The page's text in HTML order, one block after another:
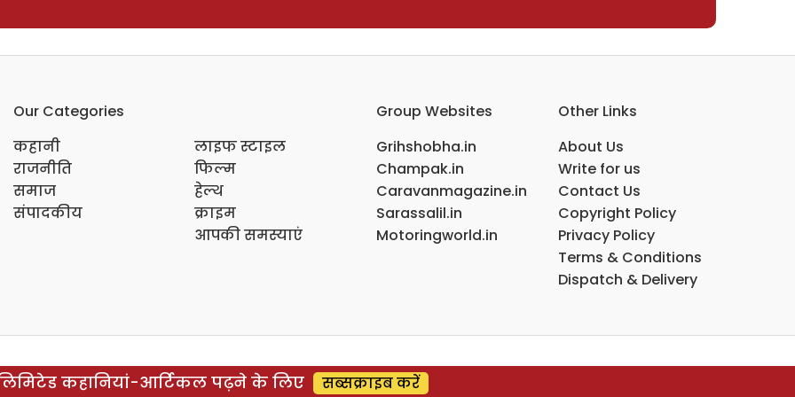
Our Categories
कहानी
राजनीति
समाज
संपादकीय
लाइफ स्टाइल
फिल्म
हेल्थ
क्राइम
आपकी समस्याएं
Group Websites
Grihshobha.in
Champak.in
Caravanmagazine.in
Sarassalil.in
Motoringworld.in
Other Links
About Us
Write for us
Contact Us
Copyright Policy
Privacy Policy
Terms & Conditions
Dispatch & Delivery
कहानियां-आर्टिकल पढ़ने के लिए सब्सक्राइब करें